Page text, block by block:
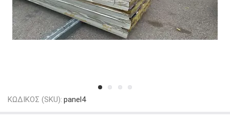
ΚΩΔΙΚΟΣ (SKU): panel4